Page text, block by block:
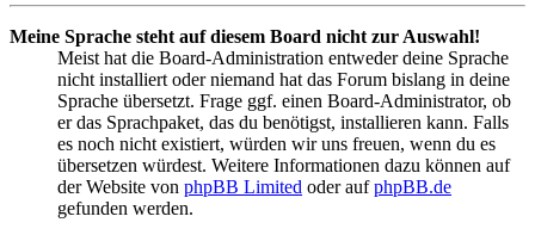
Meine Sprache steht auf diesem Board nicht zur Auswahl!
Meist hat die Board-Administration entweder deine Sprache
nicht installiert oder niemand hat das Forum bislang in deine
Sprache übersetzt. Frage ggf. einen Board-Administrator, ob
er das Sprachpaket, das du benötigst, installieren kann. Falls
es noch nicht existiert, würden wir uns freuen, wenn du es
übersetzen würdest. Weitere Informationen dazu können auf
der Website von phpBB Limited oder aufphpBB.de
gefunden werden.